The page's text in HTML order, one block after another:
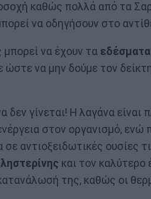
καθώς πολλά από τα
να οδηγήσουν στο
μπορεί να έχουν τα
να μην δούμε τον
δεν γίνεται! Η λαγάνα είναι
στον οργανισμό, ενώ
σε αντιοξειδωτικές ουσίες
και τον καλύτερο
της, καθώς οι